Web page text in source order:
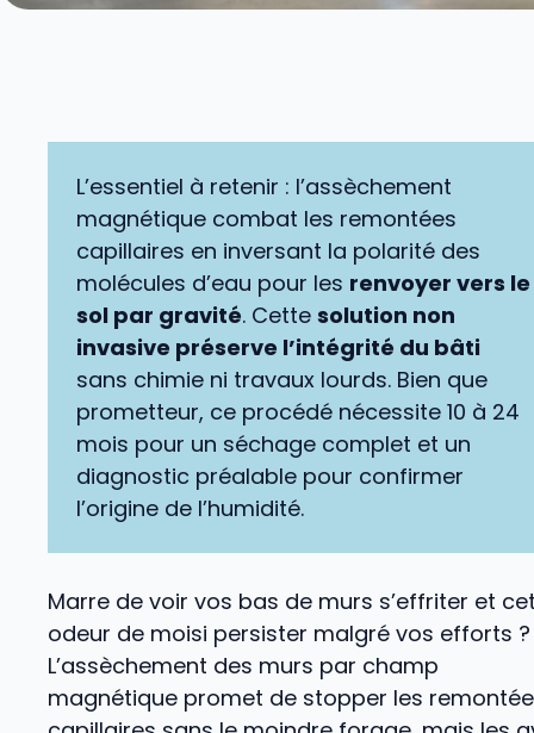
L’essentiel à retenir : l’assèchement
magnétique combat les remontées
capillaires en inversant la polarité des
molécules d’eau pour les renvoyer vers le
sol par gravité. Cette solution non
invasive préserve l’intégrité du bâti
sans chimie ni travaux lourds. Bien que
prometteur, ce procédé nécessite 10 à 24
mois pour un séchage complet et un
diagnostic préalable pour confirmer
l’origine de l’humidité.
Marre de voir vos bas de murs s’effriter et
odeur de moisi persister malgré vos efforts ?
L’assèchement des murs par champ
magnétique promet de stopper les